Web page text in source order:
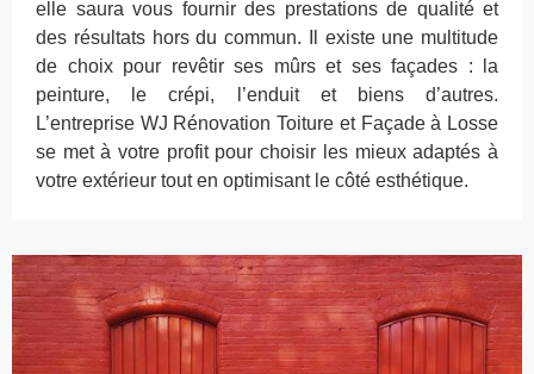
elle saura vous fournir des prestations de qualité et
des résultats hors du commun. Il existe une multitude
de choix pour revêtir ses mûrs et ses façades : la
peinture, le crépi, l’enduit et biens d’autres.
L’entreprise WJ Rénovation Toiture et Façade à Losse
se met à votre profit pour choisir les mieux adaptés à
votre extérieur tout en optimisant le côté esthétique.